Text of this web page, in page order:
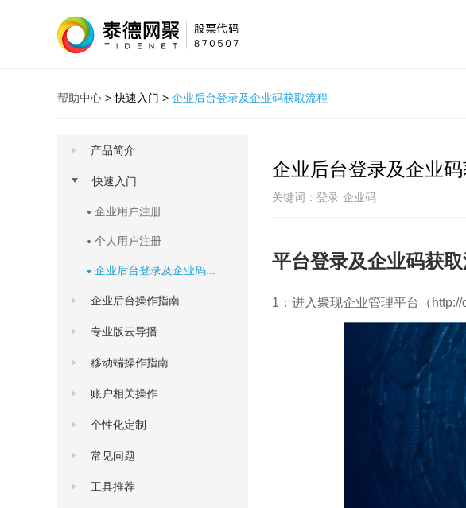
帮助中心 >快速入门 > 企业后台登录及企业码获取流程
产品简介
快速入门
企业用户注册
个人用户注册
企业后台登录及企业码...
企业后台操作指南
专业版云导播
移动端操作指南
账户相关操作
个性化定制
常见问题
工具推荐
企业后台登录及企业
关键词： 登录 企业码
平台登录及企业码获
1 ：进入聚现企业管理平台（